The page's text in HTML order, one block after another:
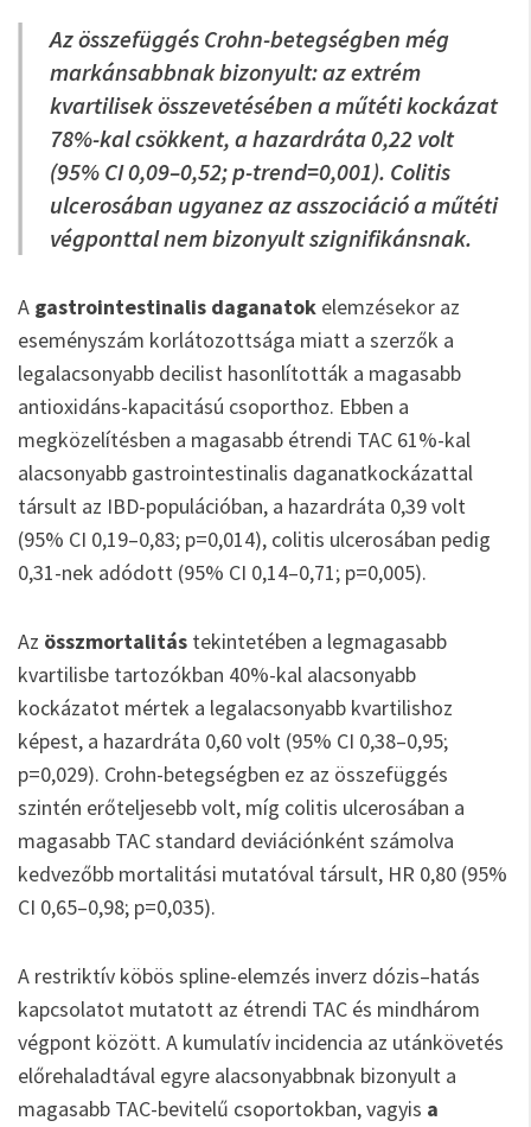
Az összefüggés Crohn-betegségben még
markánsabbnak bizonyult: az extrém
kvartilisek összevetésében a műtéti kockázat
78%-kal csökkent, a hazardráta 0,22 volt
(95% CI 0,09–0,52; p-trend=0,001). Colitis
ulcerosában ugyanez az asszociáció a műtéti
végponttal nem bizonyult szignifikánsnak.
A gastrointestinalis daganatok elemzésekor az
eseményszám korlátozottsága miatt a szerzők a
legalacsonyabb decilist hasonlították a magasabb
antioxidáns-kapacitású csoporthoz. Ebben a
megközelítésben a magasabb étrendi TAC 61%-kal
alacsonyabb gastrointestinalis daganatkockázattal
társult az IBD-populációban, a hazardráta 0,39 volt
(95% CI 0,19–0,83; p=0,014), colitis ulcerosában pedig
0,31-nek adódott (95% CI 0,14–0,71; p=0,005).
Az összmortalitás tekintetében a legmagasabb
kvartilisbe tartozókban 40%-kal alacsonyabb
kockázatot mértek a legalacsonyabb kvartilishoz
képest, a hazardráta 0,60 volt (95% CI 0,38–0,95;
p=0,029). Crohn-betegségben ez az összefüggés
szintén erőteljesebb volt, míg colitis ulcerosában a
magasabb TAC standard deviációnként számolva
kedvezőbb mortalitási mutatóval társult, HR 0,80 (95%
CI 0,65–0,98; p=0,035).
A restriktív köbös spline-elemzés inverz dózis–hatás
kapcsolatot mutatott az étrendi TAC és mindhárom
végpont között. A kumulatív incidencia az utánkövetés
előrehaladtával egyre alacsonyabbnak bizonyult a
magasabb TAC-bevitelű csoportokban, vagyis a